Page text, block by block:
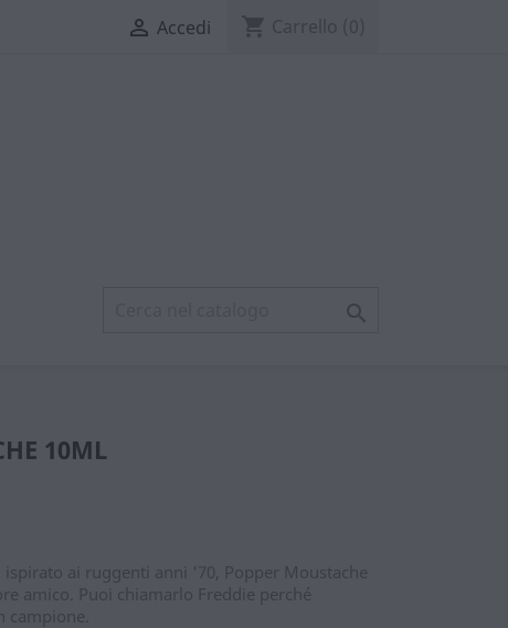
 Accedi shopping_cart Carrello (0)

10ML
ai ruggenti anni '70, Popper Moustache
amico. Puoi chiamarlo Freddie perché
campione.